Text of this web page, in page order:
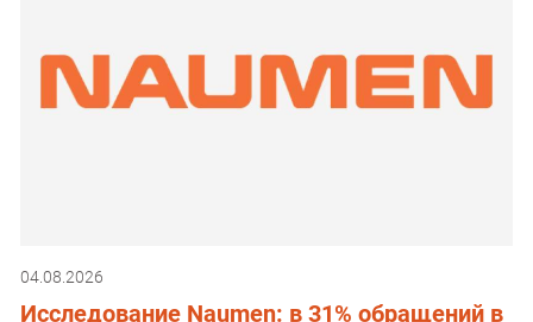
04.08.2026
Исследование Naumen: в 31% обращений в